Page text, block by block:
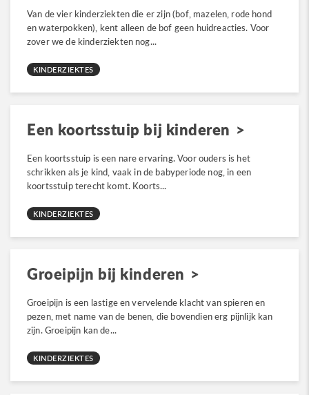
Van de vier kinderziekten die er zijn (bof, mazelen, rode hond
en waterpokken), kent alleen de bof geen huidreacties. Voor
zover we de kinderziekten nog...
KINDERZIEKTES
Een koortsstuip bij kinderen
Een koortsstuip is een nare ervaring. Voor ouders is het
schrikken als je kind, vaak in de babyperiode nog, in een
koortsstuip terecht komt. Koorts...
KINDERZIEKTES
Groeipijn bij kinderen
Groeipijn is een lastige en vervelende klacht van spieren en
pezen, met name van de benen, die bovendien erg pijnlijk kan
zijn. Groeipijn kan de...
KINDERZIEKTES